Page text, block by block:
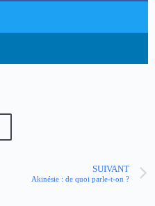
SUIVANT
Akinésie : de quoi parle-t-on ?